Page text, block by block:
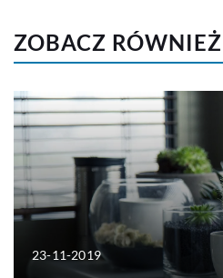
ZOBACZ RÓWNIEŻ
23-11-2019